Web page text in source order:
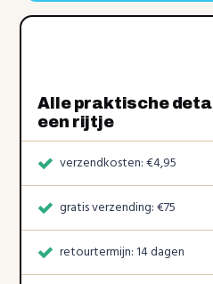
Alle praktische
een rijtje
verzendkosten: €4,95
gratis verzending: €75
retourtermijn: 14 dagen